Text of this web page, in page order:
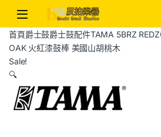
首頁爵士鼓爵士鼓配件TAMA 5BRZ
OAK 火紅漆鼓棒 美國山胡桃木
Sale!
🔍